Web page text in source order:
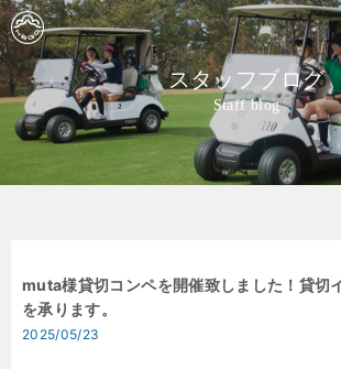
スタッフブログ
Staff blog
muta様貸切コンペを開催致しました！貸切
を承ります。
2025/05/23